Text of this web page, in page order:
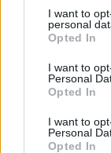
I want to
personal
Opted In
I want to
Personal
Opted In
I want to
Personal
Opted In
aquest